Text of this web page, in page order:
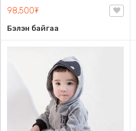
Урт ханцуйтай
98,500₮
Бэлэн байгаа